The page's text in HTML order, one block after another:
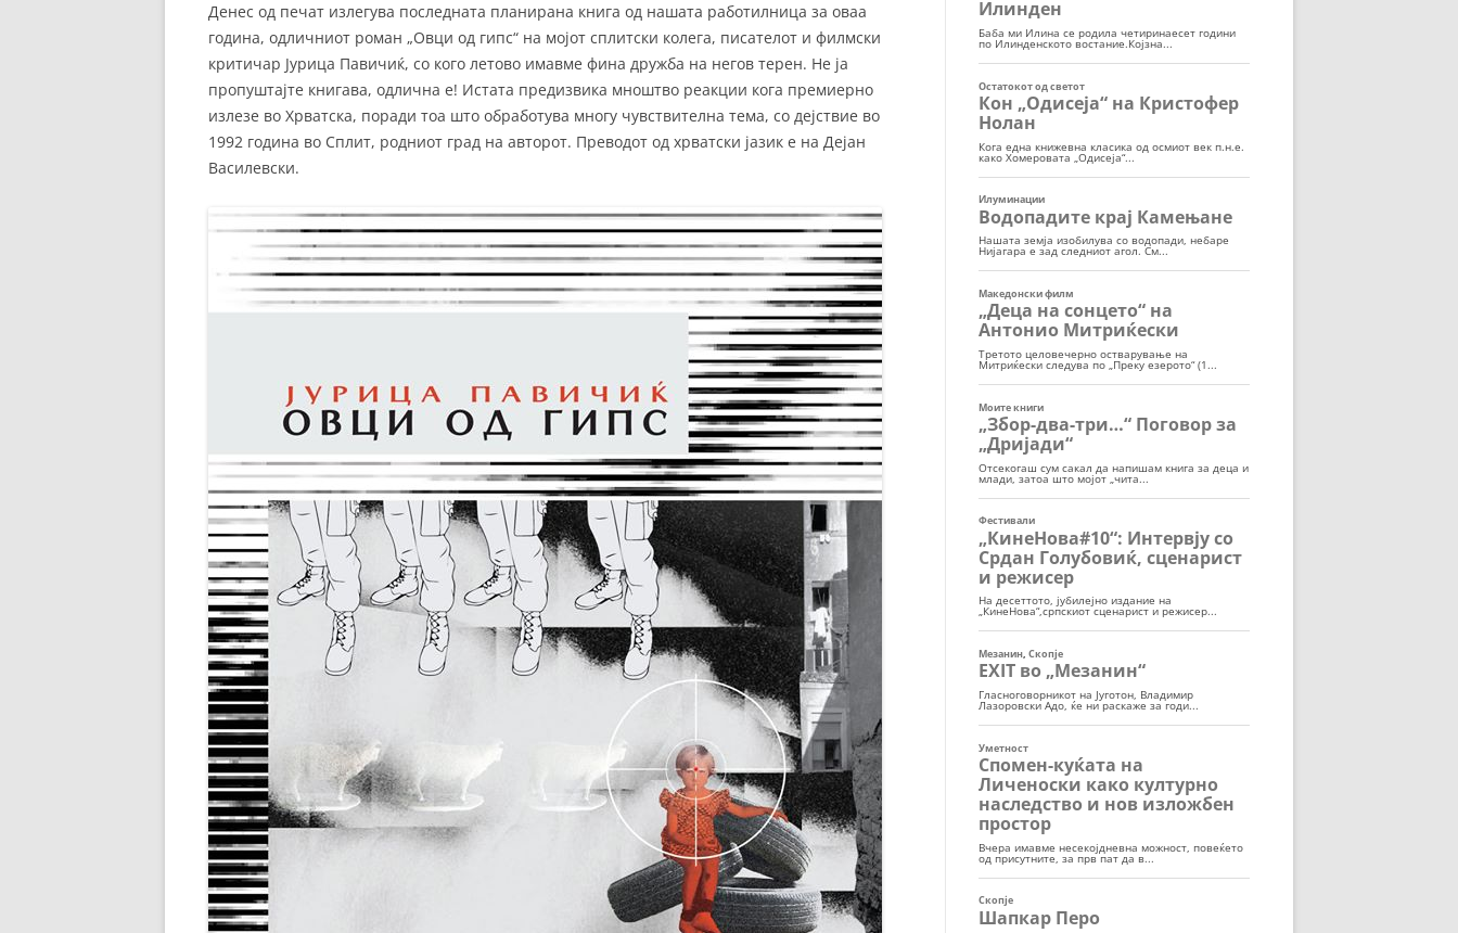
ФЕСТИВАЛИ
ФИЛМОПОЛИС
c
e
b
o
o
k
itt
er
ai
l
ss
e
n
g
Денес од печат излегува последната планирана книга од нашата работилница за оваа
година, одличниот роман „Овци од гипс“ на мојот сплитски колега, писателот и филмски
критичар Јурица Павичиќ, со кого летово имавме фина дружба на негов терен. Не ја
пропуштајте книгава, одлична е! Истата предизвика мноштво реакции кога премиерно
излезе во Хрватска, поради тоа што обработува многу чувствителна тема, со дејствие во
1992 година во Сплит, родниот град на авторот. Преводот од хрватски јазик е на Дејан
Василевски.